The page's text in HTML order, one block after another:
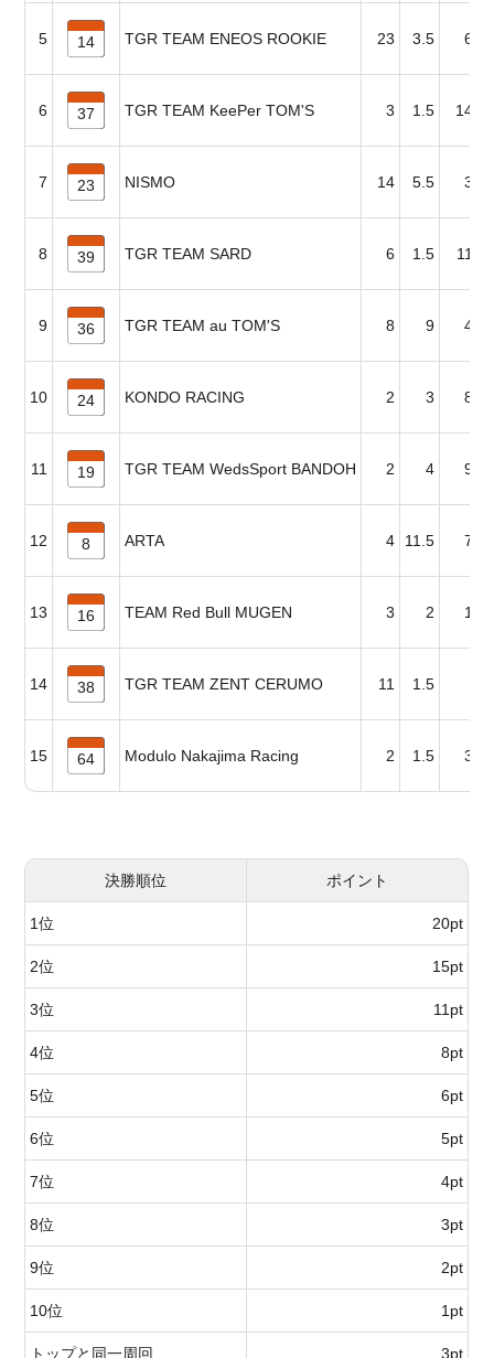
5 14 TGR TEAM ENEOS ROOKIE 23 3.5 6
6 37 TGR TEAM KeePer TOM'S 3 1.5 14
7 23 NISMO 14 5.5 3
8 39 TGR TEAM SARD 6 1.5 11
9 36 TGR TEAM au TOM'S 8 9 4
10 24 KONDO RACING 2 3 8
11 19 TGR TEAM WedsSport BANDOH 2 4 9
12 8 ARTA 4 11.5 7
13 16 TEAM Red Bull MUGEN 3 2 1
14 38 TGR TEAM ZENT CERUMO 11 1.5
15 64 Modulo Nakajima Racing 2 1.5 3
決勝順位 ポイント
1位 20pt
2位 15pt
3位 11pt
4位 8pt
5位 6pt
6位 5pt
7位 4pt
8位 3pt
9位 2pt
10位 1pt
トップと同一周回 3pt